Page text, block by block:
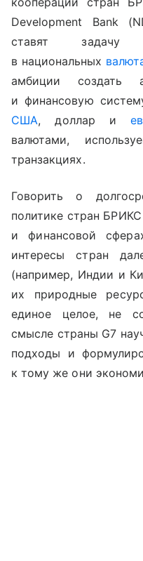
Development Bank
ставят задачу
в национальных
амбиции создать
и финансовую
США, доллар и
валютами,
транзакциях.
Говорить о
политике стран
и финансовой
интересы стран
(например, Индии и
их природные
единое целое, не
смысле страны G7
подходы и
к тому же они